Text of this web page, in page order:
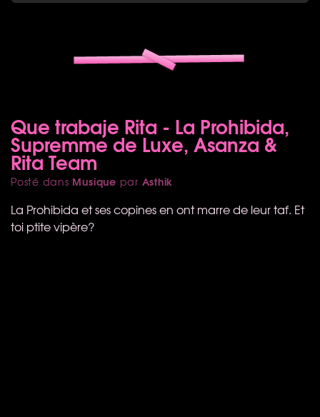
Que trabaje Rita - La Prohibida,
Supremme de Luxe, Asanza &
Rita Team
Posté dans Musique par Asthik
La Prohibida et ses copines en ont marre de leur taf. Et
toi ptite vipère?